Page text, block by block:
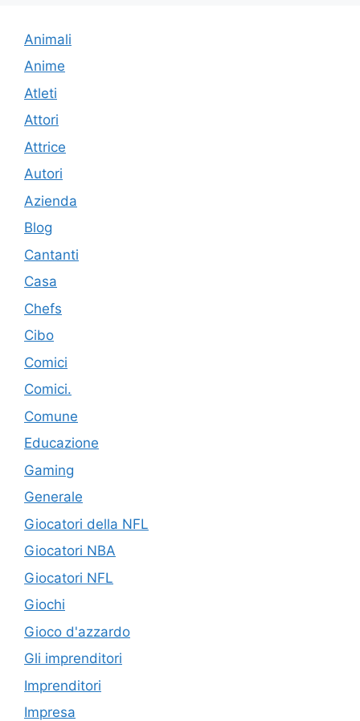
Animali
Anime
Atleti
Attori
Attrice
Autori
Azienda
Blog
Cantanti
Casa
Chefs
Cibo
Comici
Comici.
Comune
Educazione
Gaming
Generale
Giocatori della NFL
Giocatori NBA
Giocatori NFL
Giochi
Gioco d'azzardo
Gli imprenditori
Imprenditori
Impresa